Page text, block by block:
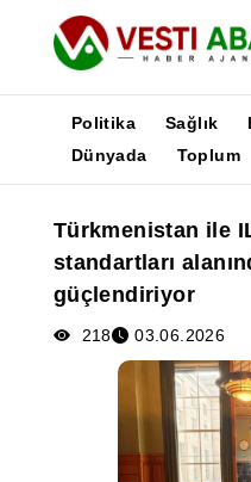
Yayınlar
Medya
Poster
Politika Sağlık
Dünyada
Toplum
Türkmenistan ile
standartları
güçlendiriyor
218 03.06.2026